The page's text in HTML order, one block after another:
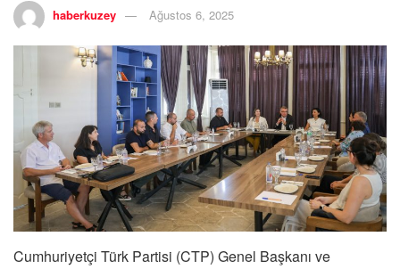
haberkuzey Ağustos 6, 2025
Cumhuriyetçi Türk Partisi (CTP) Genel Başkanı ve